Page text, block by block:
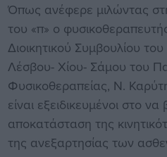
Όπως ανέφερε μιλώντας
του «π» ο
Διοικητικού Συμβουλίου
Λέσβου- Χίου- Σάμου του
Φυσικοθεραπείας, Ν.
είναι εξειδικευμένοι στο
αποκατάσταση της
της ανεξαρτησίας των